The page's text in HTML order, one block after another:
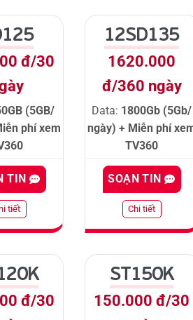
đ/30
(5GB/
phí xem
TIN
tiết
12SD135
1620.000
đ/360 ngày
Data: 1800Gb (5Gb/
ngày) + Miễn phí
TV360
SOẠN TIN
Chi tiết
đ/30
ST150K
150.000 đ/30